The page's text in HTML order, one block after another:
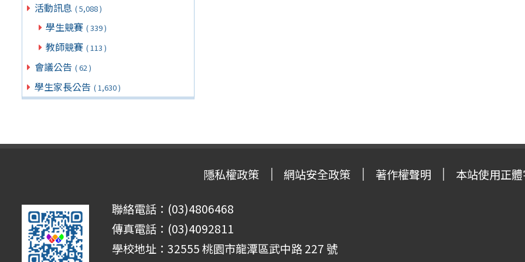
活動訊息 ( 5,088 )
學生競賽 ( 339 )
教師競賽 ( 113 )
會議公告 ( 62 )
學生家長公告 ( 1,630 )
隱私權政策 網站安全政策 著作權聲明 本站使用正
聯絡電話：(03)4806468
傳真電話：(03)4092811
學校地址：32555 桃園市龍潭區武中路 227 號